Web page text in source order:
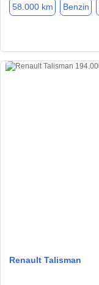
58.000 km Benzin
Renault Talisman